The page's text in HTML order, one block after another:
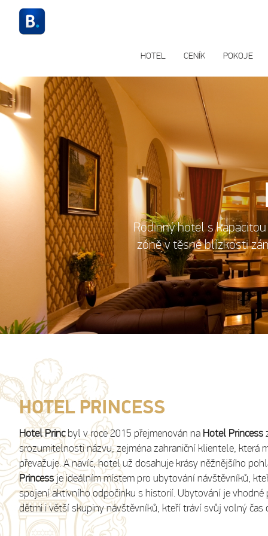
HOTEL CENÍK POKOJE
Rodinný hotel s
zóně v těsné blízkosti
HOTEL PRINCESS
Hotel Princbyl v roce 2015 přejmenován na Hotel Princess
srozumitelnosti názvu, zejména zahraniční klientele, která
převažuje. A navíc, hotel už dosahuje krásy něžnějšího
Princessje ideálním místem pro ubytování návštěvníků,
spojení aktivního odpočinku s historií. Ubytování je vhodné
dětmi i větší skupiny návštěvníků, kteří tráví svůj volný čas